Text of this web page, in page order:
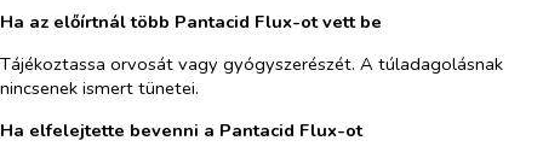
Ha az előírtnál több Pantacid Flux-ot vett be
Tájékoztassa orvosát vagy gyógyszerészét. A túladagolásnak
nincsenek ismert tünetei.
Ha elfelejtette bevenni a Pantacid Flux-ot